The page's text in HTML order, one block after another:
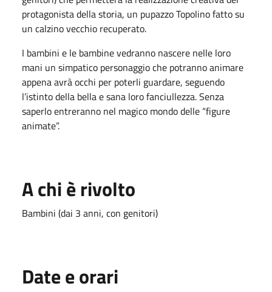
protagonista della storia, un pupazzo Topolino fatto su
un calzino vecchio recuperato.
I bambini e le bambine vedranno nascere nelle loro
mani un simpatico personaggio che potranno animare
appena avrà occhi per poterli guardare, seguendo
l’istinto della bella e sana loro fanciullezza. Senza
saperlo entreranno nel magico mondo delle “figure
animate”.
A chi è rivolto
Bambini (dai 3 anni, con genitori)
Date e orari